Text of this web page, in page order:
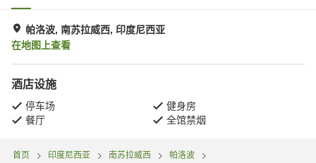
帕洛波, 南苏拉威西, 印度尼西亚
在地图上查看
酒店设施
停车场
健身房
餐厅
全馆禁烟
首页 印度尼西亚 南苏拉威西
帕洛波